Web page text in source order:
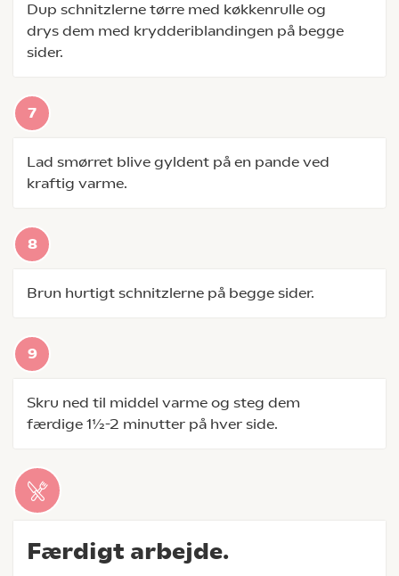
Dup schnitzlerne tørre med køkkenrulle og
drys dem med krydderiblandingen på begge
sider.
Lad smørret blive gyldent på en pande ved
kraftig varme.
Brun hurtigt schnitzlerne på begge sider.
Skru ned til middel varme og steg dem
færdige 1½-2 minutter på hver side.
Færdigt arbejde.